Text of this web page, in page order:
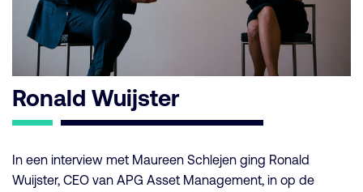
Ronald Wuijster
In een interview met Maureen Schlejen ging Ronald
Wuijster, CEO van APG Asset Management, in op de